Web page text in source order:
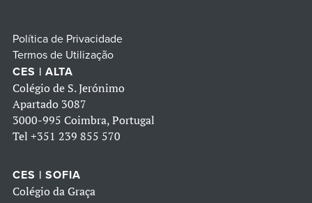
Política de Privacidade
Termos de Utilização
CES | ALTA
Colégio de S. Jerónimo
Apartado 3087
3000-995 Coimbra, Portugal
Tel +351 239 855 570
CES | SOFIA
Colégio da Graça